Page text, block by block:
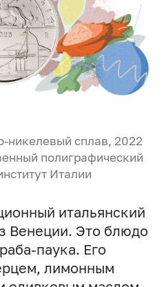
никелевый сплав, 2022
полиграфический
Италии
итальянский
Венеции. Это блюдо
паука. Его
лимонным